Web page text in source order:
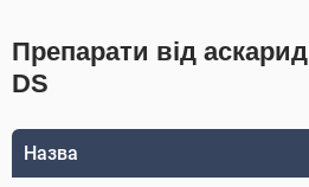
Препарати від аскарид
DS
Назва